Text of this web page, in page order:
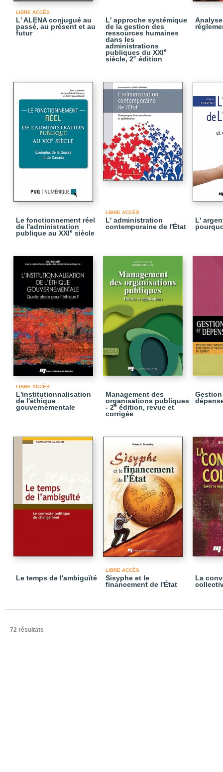
LIBRE ACCÈS
L' ALENA conjugué au
passé, au présent et au
futur
L' approche systémique
de la gestion des
ressources humaines
dans les
administrations
publiques du XXIe
siècle, 2e édition
Le fonctionnement réel
de l'administration
publique au XXIe siècle
LIBRE ACCÈS
L' administration
contemporaine de l'État
L'
LIBRE ACCÈS
L'institutionnalisation
de l'éthique
gouvernementale
Management des
organisations publiques
- 2e édition, revue et
corrigée
Le temps de l'ambiguïté
LIBRE ACCÈS
Sisyphe et le
financement de l'État
La
72 résultats